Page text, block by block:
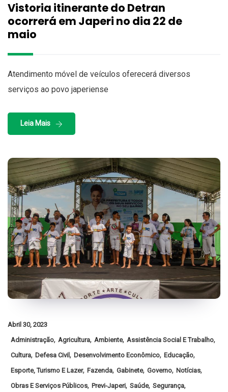
Vistoria itinerante do Detran
ocorrerá em Japeri no dia 22 de
maio
Atendimento móvel de veículos oferecerá diversos
serviços ao povo japeriense
Leia Mais
Abril 30, 2023
Administração, Agricultura, Ambiente, Assistência Social E Trabalho,
Cultura, Defesa Civil , Desenvolvimento Econômico, Educação,
Esporte, Turismo E Lazer, Fazenda, Gabinete, Governo, Notícias,
Obras E Serviços Públicos, Previ-Japeri, Saúde, Segurança,